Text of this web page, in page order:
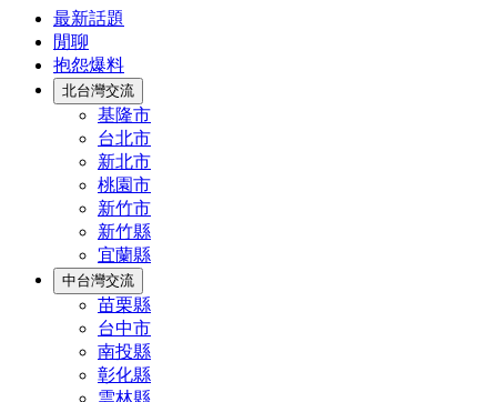
最新話題
閒聊
抱怨爆料
北台灣交流
基隆市
台北市
新北市
桃園市
新竹市
新竹縣
宜蘭縣
中台灣交流
苗栗縣
台中市
南投縣
彰化縣
雲林縣